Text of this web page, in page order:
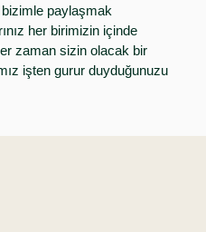
bizimle paylaşmak
her birimizin içinde
zaman sizin olacak bir
işten gurur duyduğunuzu